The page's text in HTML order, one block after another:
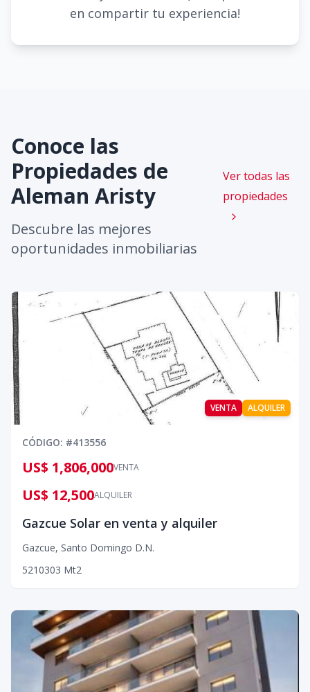
en compartir tu experiencia!
Conoce las
Propiedades de
Aleman Aristy
Descubre las mejores
oportunidades inmobiliarias
Ver todas las
propiedades
VENTA ALQUILER
CÓDIGO: #413556
VENTA
US$ 1,806,000
ALQUILER
US$ 12,500
Gazcue Solar en venta y alquiler
Gazcue, Santo Domingo D.N.
5210303 Mt2